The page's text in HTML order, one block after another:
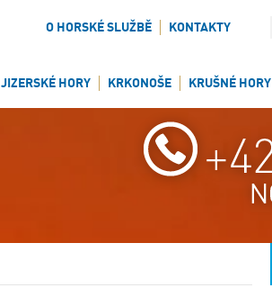
O HORSKÉ SLUŽBĚ KONTAKTY
JIZERSKÉ HORY KRKONOŠE KRUŠNÉ HORY